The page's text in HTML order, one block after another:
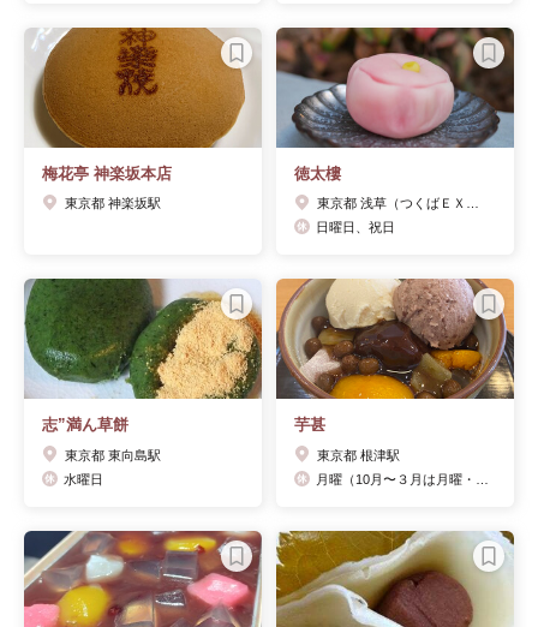
梅花亭 神楽坂本店
東京都 神楽坂駅
徳太樓
日曜日、祝日
志”満ん草餅
東京都 東向島駅
水曜日
芋甚
東京都 根津駅